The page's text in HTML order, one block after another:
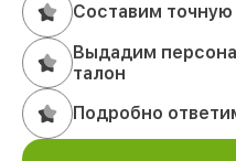
Составим
Выдадим
талон
Подробно